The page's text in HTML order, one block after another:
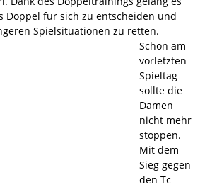
Doppel für sich zu entscheiden und
Spielsituationen zu retten.
Schon am
vorletzten
Spieltag
sollte die
Damen
nicht mehr
stoppen.
Mit dem
Sieg gegen
den Tc